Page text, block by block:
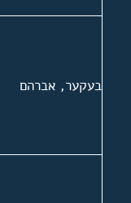
בעקער, אברהם